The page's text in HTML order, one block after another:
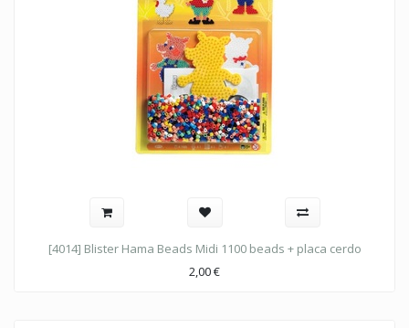
[4014] Blister Hama Beads Midi 1100 beads + placa cerdo
2,00€